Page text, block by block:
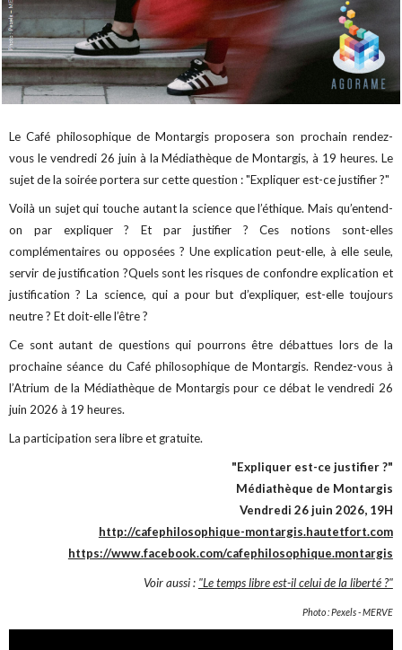
Le Café philosophique de Montargis proposera son prochain rendez-
vous le vendredi 26 juin à la Médiathèque de Montargis, à 19 heures. Le
sujet de la soirée portera sur cette question : "Expliquer est-ce justifier ?"
Voilà un sujet qui touche autant la science que l’éthique. Mais qu’entend-
on par expliquer ? Et par justifier ? Ces notions sont-elles
complémentaires ou opposées ? Une explication peut-elle, à elle seule,
servir de justification ?Quels sont les risques de confondre explication et
justification ? La science, qui a pour but d’expliquer, est-elle toujours
neutre ? Et doit-elle l’être ?
Ce sont autant de questions qui pourrons être débattues lors de la
prochaine séance du Café philosophique de Montargis. Rendez-vous à
l’Atrium de la Médiathèque de Montargis pour ce débat le vendredi 26
juin 2026 à 19 heures.
La participation sera libre et gratuite.
"Expliquer est-ce justifier ?"
Médiathèque de Montargis
Vendredi 26 juin 2026, 19H
http://cafephilosophique-montargis.hautetfort.com
https://www.facebook.com/cafephilosophique.montargis
Voir aussi : "Le temps libre est-il celui de la liberté ?"
Photo : Pexels - MERVE